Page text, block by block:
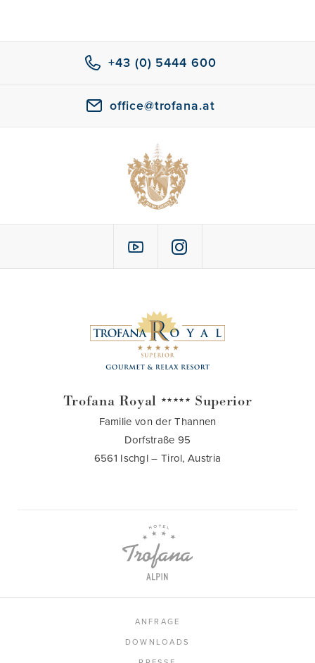
+43 (0) 5444 600
office@trofana.at
Trofana Royal ★★★★★ Superior
Familie von der Thannen
Dorfstraße 95
6561 Ischgl – Tirol, Austria
ANFRAGE
DOWNLOADS